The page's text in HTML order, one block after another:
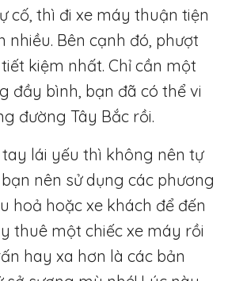
cố, thì đi xe máy thuận tiện
nhiều. Bên cạnh đó, phượt
kiệm nhất. Chỉ cần một
đầy bình, bạn đã có thể vi
đường Tây Bắc rồi.
lái yếu thì không nên tự
nên sử dụng các phương
hoả hoặc xe khách để đến
thuê một chiếc xe máy rồi
hay xa hơn là các bản